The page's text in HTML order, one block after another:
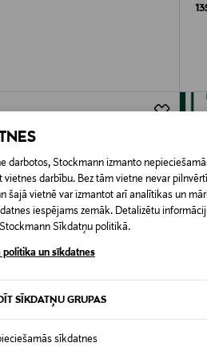
darbotos, Stockmann izmanto
vietnes darbību. Bez tām vietne nevar
šajā vietnē var izmantot arī analītikas un
iespējams zemāk. Detalizētu
Sīkdatņu politikā.
politika un sīkdatnes
SĪKDATŅU GRUPAS
sīkdatnes